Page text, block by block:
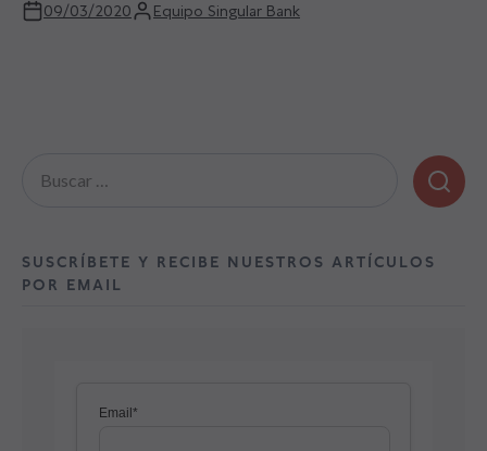
09/03/2020 Equipo Singular Bank
SUSCRÍBETE Y RECIBE NUESTROS ARTÍCULOS
POR EMAIL